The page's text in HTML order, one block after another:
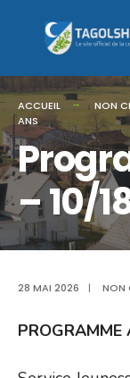
ACCUEIL NON
ANS
– 10/
28 MAI 2026 | NON
PROGRAMME
for: